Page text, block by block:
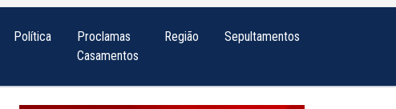
Política
Proclamas
Casamentos
Região Sepultamentos